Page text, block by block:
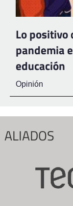
Lo positivo
pandemia
educación
Opinión
ALIADOS